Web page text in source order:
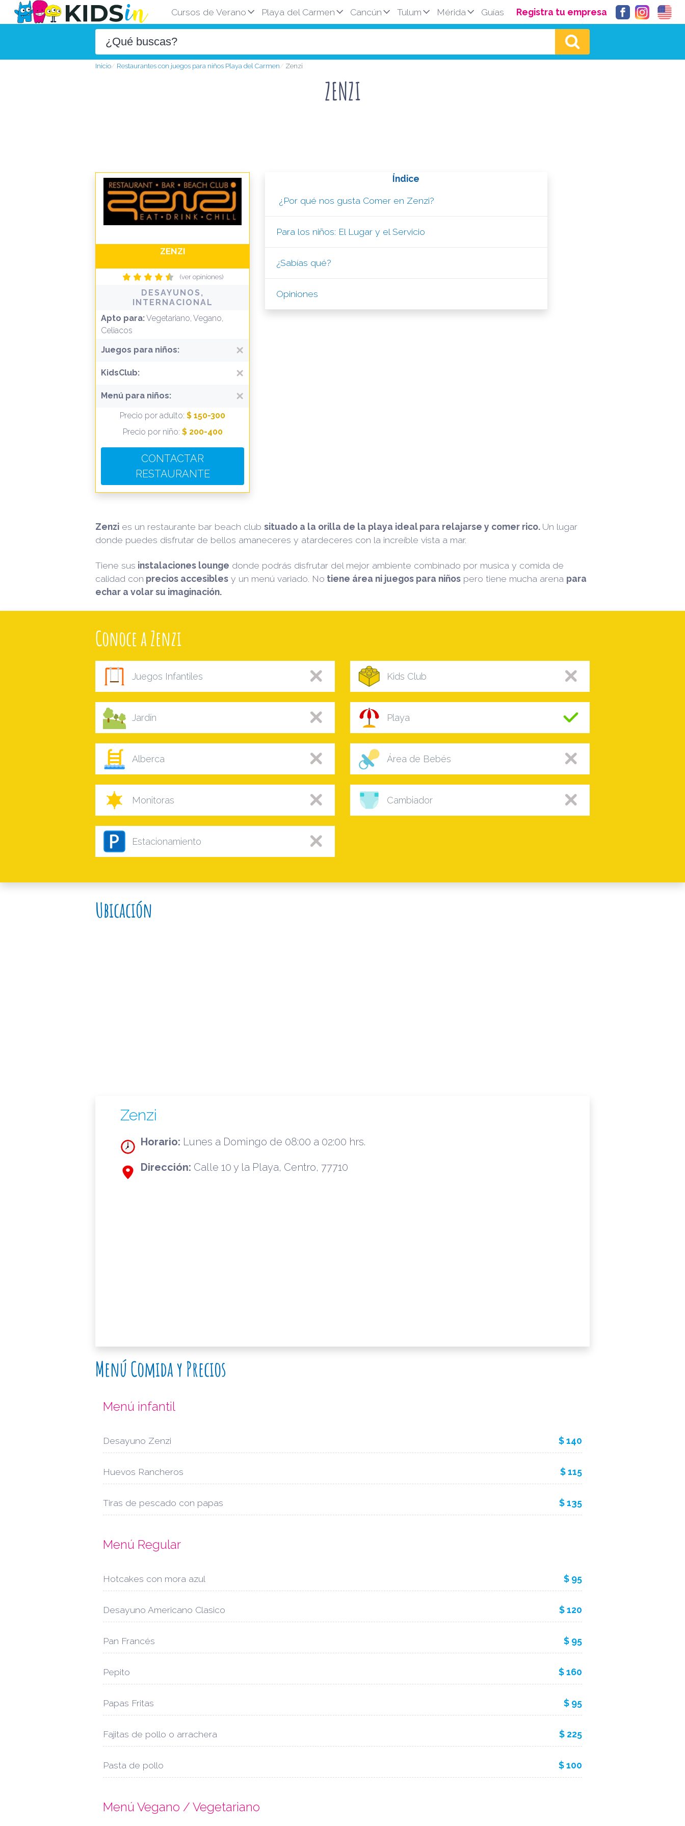
Cursos de Verano Playa del Carmen Cancún Tulum Mérida Guías Registra tu empresa
Inicio Restaurantes con juegos para niños Playa del Carmen Zenzi
ZENZI
ZENZI
(ver opiniones)
DESAYUNOS,
INTERNACIONAL
Apto para:Vegetariano, Vegano,
Celiacos
Juegos para niños:
KidsClub:
Menú para niños:
Precio por adulto: $ 150-300
Precio por niño: $ 200-400
CONTACTAR
RESTAURANTE
Índice
¿Por qué nos gusta Comer en Zenzi?
Para los niños: El Lugar y el Servicio
¿Sabías qué?
Opiniones
Zenzi es un restaurante bar beach club situado a la orilla de la playa ideal para relajarse y comer rico. Un lugar
donde puedes disfrutar de bellos amaneceres y atardeceres con la increíble vista a mar.
Tiene sus instalaciones lounge donde podrás disfrutar del mejor ambiente combinado por musica y comida de
calidad con precios accesibles y un menú variado. No tiene área ni juegos para niños pero tiene mucha arena para
echar a volar su imaginación.
Conoce a Zenzi
Juegos Infantiles Kids Club
Jardín Playa
Alberca Área de Bebés
Monitoras Cambiador
Estacionamiento
Ubicación
Zenzi
Horario: Lunes a Domingo de 08:00 a 02:00 hrs.
Dirección: Calle 10 y la Playa, Centro, 77710
Menú Comida y Precios
Menú infantil
Desayuno Zenzi $ 140
Huevos Rancheros $ 115
Tiras de pescado con papas $ 135
Menú Regular
Hotcakes con mora azul $ 95
Desayuno Americano Clasico $ 120
Pan Francés $ 95
Pepito $ 160
Papas Fritas $ 95
Fajitas de pollo o arrachera $ 225
Pasta de pollo $ 100
Menú Vegano / Vegetariano